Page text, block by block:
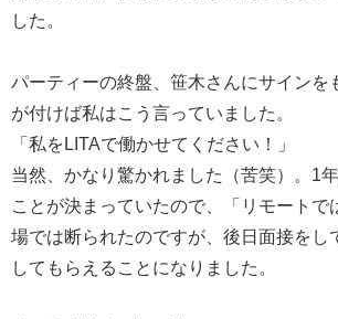
した。
パーティーの終盤、笹木さんにサインを
が付けば私はこう言っていました。
「私をLITAで働かせてください！」
当然、かなり驚かれました（苦笑）。1
ことが決まっていたので、「リモートで
場では断られたのですが、後日面接をし
してもらえることになりました。